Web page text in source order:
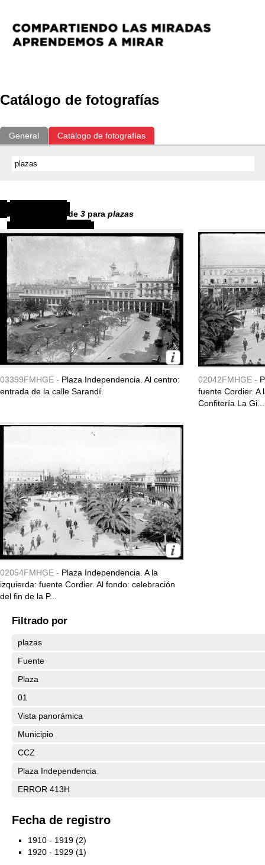
Catálogo de fotografías
General Catálogo de fotografías
de 3 para plazas
03399FMHGE - Plaza Independencia. Al centro:
entrada de la calle Sarandí.
02042FMHGE -
fuente Cordier. A
Confitería La Gi...
02054FMHGE - Plaza Independencia. A la
izquierda: fuente Cordier. Al fondo: celebración
del fin de la P...
Filtrado por
plazas
Fuente
Plaza
01
Vista panorámica
Municipio
CCZ
Plaza Independencia
ERROR 413H
Fecha de registro
1910 - 1919 (2)
1920 - 1929 (1)